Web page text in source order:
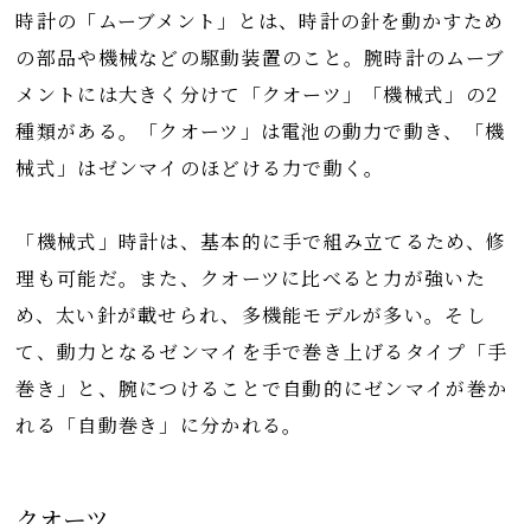
時計の「ムーブメント」とは、時計の針を動かすため
の部品や機械などの駆動装置のこと。腕時計のムーブ
メントには大きく分けて「クオーツ」「機械式」の2
種類がある。「クオーツ」は電池の動力で動き、「機
械式」はゼンマイのほどける力で動く。
「機械式」時計は、基本的に手で組み立てるため、修
理も可能だ。また、クオーツに比べると力が強いた
め、太い針が載せられ、多機能モデルが多い。そし
て、動力となるゼンマイを手で巻き上げるタイプ「手
巻き」と、腕につけることで自動的にゼンマイが巻か
れる「自動巻き」に分かれる。